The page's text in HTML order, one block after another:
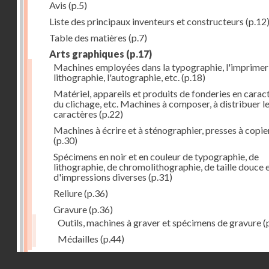
Avis (p.5)
Liste des principaux inventeurs et constructeurs (p.12)
Table des matières (p.7)
Arts graphiques (p.17)
Machines employées dans la typographie,
lithographie, l'autographie, etc. (p.18)
Matériel, appareils et produits de fonderies en
du clichage, etc. Machines à composer, à distribuer
caractères (p.22)
Machines à écrire et à sténographier, presses à
(p.30)
Spécimens en noir et en couleur de typographie, de
lithographie, de chromolithographie, de taille douce
d'impressions diverses (p.31)
Reliure(p.36)
Gravure(p.36)
Outils, machines à graver et spécimens de gravure
Médailles (p.44)